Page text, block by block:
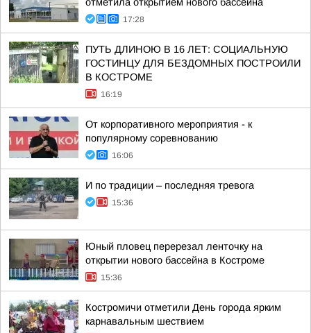
17:28
ПУТЬ ДЛИНОЮ В 16 ЛЕТ: СОЦИАЛЬНУЮ
ГОСТИНЦУ ДЛЯ БЕЗДОМНЫХ ПОСТРОИЛИ
В КОСТРОМЕ
16:19
От корпоративного мероприятия - к
популярному соревнованию
16:06
И по традиции – последняя тревога
15:36
Юный пловец перерезал ленточку на
открытии нового бассейна в Костроме
15:36
Костромичи отметили День города ярким
карнавальным шествием